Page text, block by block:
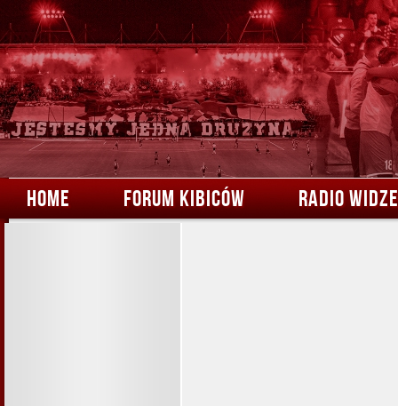
HOME FORUM KIBICÓW RADIO